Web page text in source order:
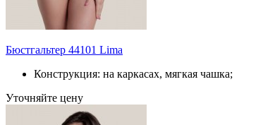
Бюстгальтер 44101 Lima
Конструкция: на каркасах, мягкая чашка;
Уточняйте цену